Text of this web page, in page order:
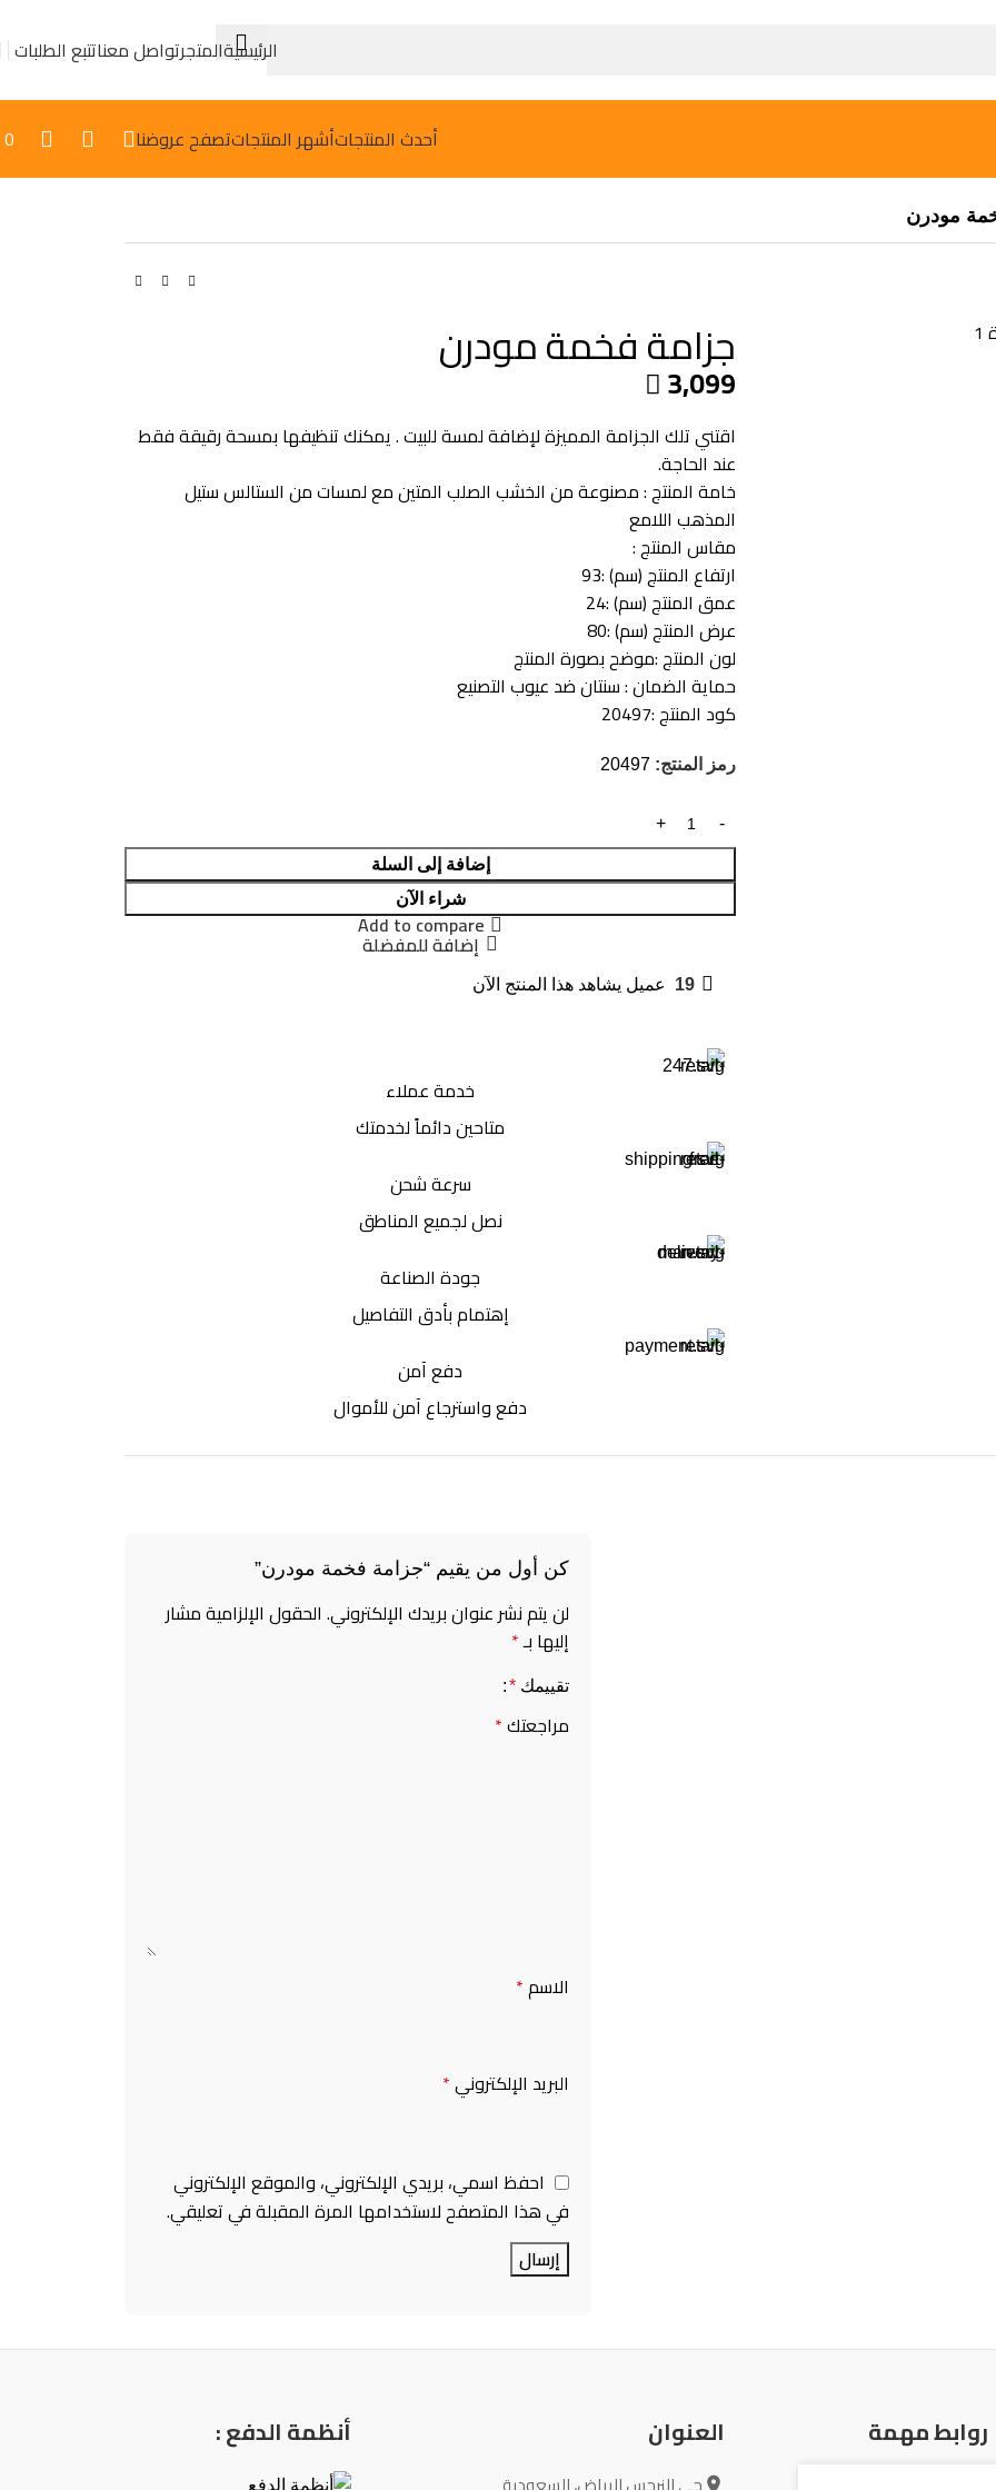
الرئيسيةالمتجرتواصل معناتتبع الطلبات
أحدث المنتجاتأشهر المنتجاتتصفح عروضنا 0
مودرن
جزامة فخمة مودرن
 3,099
اقتني تلك الجزامة المميزة لإضافة لمسة للبيت . يمكنك تنظيفها بمسحة رقيقة فقط
عند الحاجة.
خامة المنتج : مصنوعة من الخشب الصلب المتين مع لمسات من الستالس ستيل
المذهب اللامع
مقاس المنتج :
ارتفاع المنتج (سم) :93
عمق المنتج (سم) :24
عرض المنتج (سم) :80
لون المنتج :موضح بصورة المنتج
حماية الضمان : سنتان ضد عيوب التصنيع
كود المنتج :20497
رمز المنتج: 20497
إضافة إلى السلة
شراء الآن
Add to compare
إضافة للمفضلة
19 عميل يشاهد هذا المنتج الآن
خدمة عملاء
متاحين دائماً لخدمتك
سرعة شحن
نصل لجميع المناطق
جودة الصناعة
إهتمام بأدق التفاصيل
دفع آمن
دفع واسترجاع آمن للأموال
كن أول من يقيم “جزامة فخمة مودرن”
لن يتم نشر عنوان بريدك الإلكتروني. الحقول الإلزامية مشار
إليها بـ*
تقييمك *
مراجعتك*
الاسم*
البريد الإلكتروني*
احفظ اسمي، بريدي الإلكتروني، والموقع الإلكتروني
في هذا المتصفح لاستخدامها المرة المقبلة في تعليقي.
روابط مهمة العنوان أنظمة الدفع :